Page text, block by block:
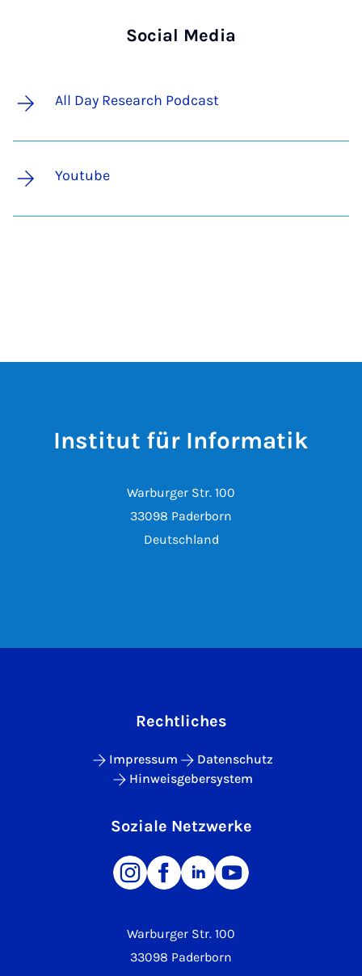
Social Media
All Day Research Podcast
Youtube
Institut für Informatik
Warburger Str. 100
33098 Paderborn
Deutschland
Warburger Str. 100
33098 Paderborn
Rechtliches
Impressum
Datenschutz
Hinweisgebersystem
Soziale Netzwerke